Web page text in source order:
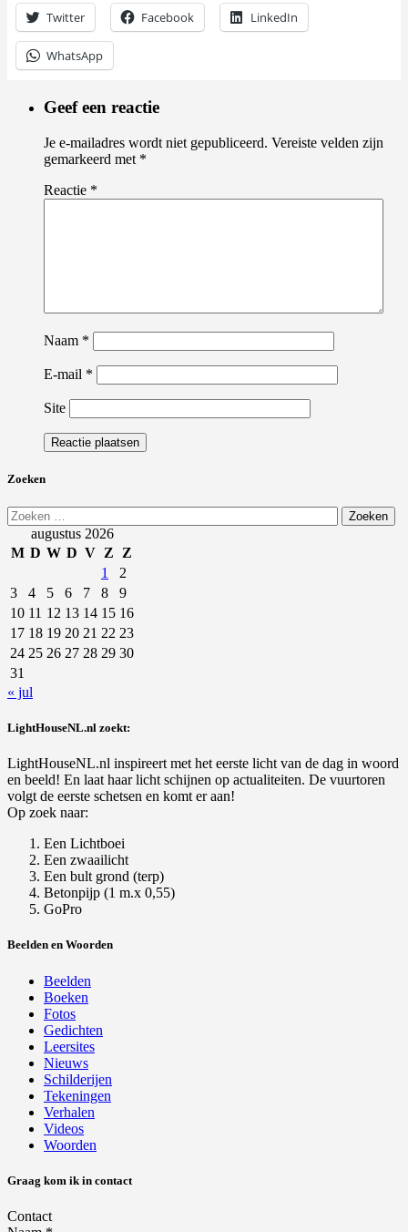
Twitter Facebook LinkedIn
WhatsApp
Geef een reactie
Je e-mailadres wordt niet gepubliceerd. Vereiste velden zijn
gemarkeerd met *
Reactie *
Naam *
E-mail *
Site
Zoeken
Zoeken
naar:augustus 2026
M D W D V Z
Z
1
2
3
4 5 6 7 8
9
10 11 12 13 14 15 16
17 18 19 20 21 22 23
24 25 26 27 28 29 30
31
« jul
LightHouseNL.nl zoekt:
LightHouseNL.nl inspireert met het eerste licht van de dag in woord
en beeld! En laat haar licht schijnen op actualiteiten. De vuurtoren
volgt de eerste schetsen en komt er aan!
Op zoek naar:
Een Lichtboei
Een zwaailicht
Een bult grond (terp)
Betonpijp (1 m.x 0,55)
GoPro
Beelden en Woorden
Beelden
Boeken
Fotos
Gedichten
Leersites
Nieuws
Schilderijen
Tekeningen
Verhalen
Videos
Woorden
Graag kom ik in contact
Contact